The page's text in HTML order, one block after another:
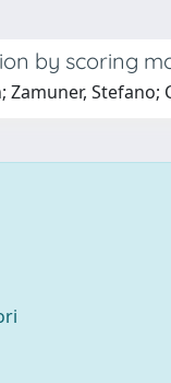
by scoring